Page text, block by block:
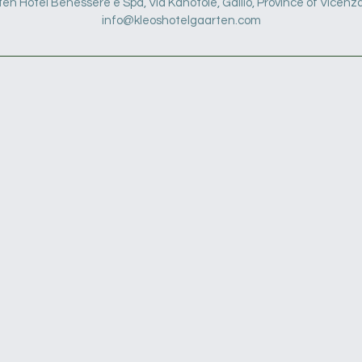
Hotel Benessere e Spa, Via Kanotole, Gallio, Province of
info@kleoshotelgaarten.com